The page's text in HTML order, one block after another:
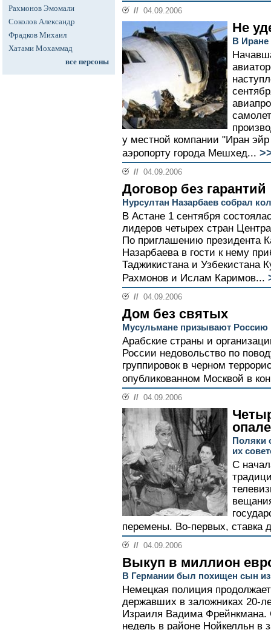
Рахмонов Эмомали
Соколов Александр
Фрадков Михаил
Хатами Мохаммад
все персоны
// 04.09.2006
Не
В Иране
у местной компании "Иран эйр
аэропорту города Мешхед...
// 04.09.2006
Договор без гарантий
Нурсултан Назарбаев собрал
В Астане 1 сентября
лидеров четырех стран
По приглашению президента
Назарбаева в гости к нему
Таджикистана и Узбекистана
Рахмонов и Ислам Каримов...
// 04.09.2006
Дом без святых
Мусульмане призывают Россию
Арабские страны и
России недовольство по
группировок в черном
опубликованном Москвой в
// 04.09.2006
опале
Поляки
их
С
перемены. Во-первых, ставка
// 04.09.2006
Выкуп в миллион
В Германии был похищен сын
Немецкая полиция
державших в заложниках 20-
Израиля Вадима Фрейнкмана.
недель в районе Нойкелльн в